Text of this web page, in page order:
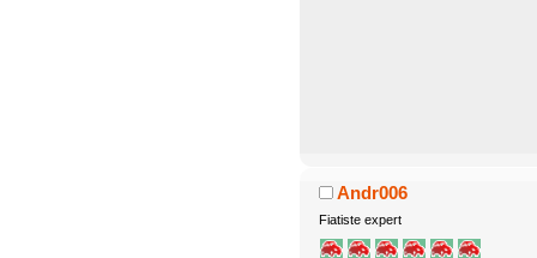
Andr006
Fiatiste expert